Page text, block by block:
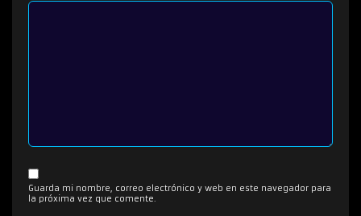
Guarda mi nombre, correo electrónico y web en este navegador para
la próxima vez que comente.